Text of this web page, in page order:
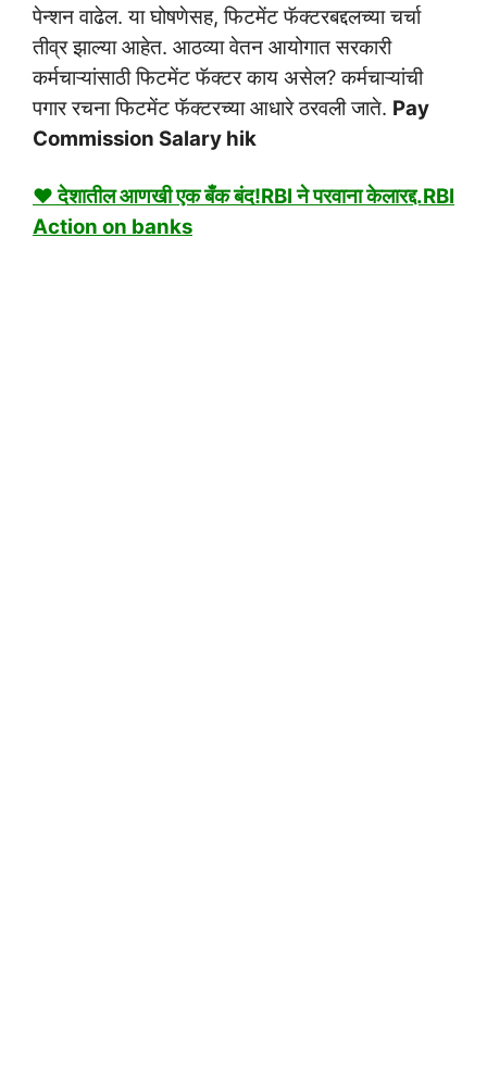
पेन्शन वाढेल. या घोषणेसह, फिटमेंट फॅक्टरबद्दलच्या चर्चा
तीव्र झाल्या आहेत. आठव्या वेतन आयोगात सरकारी
कर्मचाऱ्यांसाठी फिटमेंट फॅक्टर काय असेल? कर्मचाऱ्यांची
पगार रचना फिटमेंट फॅक्टरच्या आधारे ठरवली जाते. Pay
Commission Salary hik
♥ देशातील आणखी एक बँक बंद!RBI ने परवाना केलारद्द.RBI
Action on banks